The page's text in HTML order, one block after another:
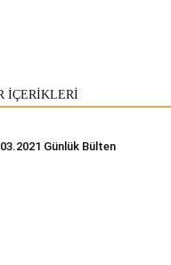
İÇERİKLERİ
Günlük Bülten